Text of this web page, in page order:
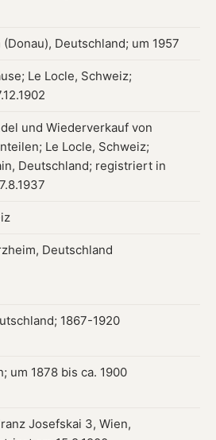
Deutschland; um 1957
Le Locle, Schweiz;
und Wiederverkauf von
Le Locle, Schweiz;
Deutschland; registriert in
Deutschland
1867-1920
um 1878 bis ca. 1900
Josefskai 3, Wien,